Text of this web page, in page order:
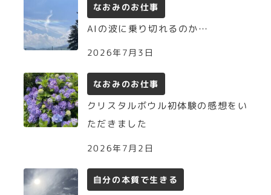
なおみのお仕事
AIの波に乗り切れるのか…
2026年7月3日
なおみのお仕事
クリスタルボウル初体験の感想をい
ただきました
2026年7月2日
自分の本質で生きる